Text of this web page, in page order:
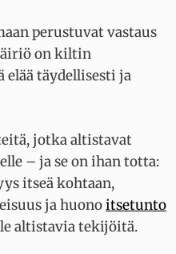
perustuvat vastaus
on kiltin
täydellisesti ja
jotka altistavat
– ja se on ihan totta:
itseä kohtaan,
ja huonoitsetunto
altistavia tekijöitä.